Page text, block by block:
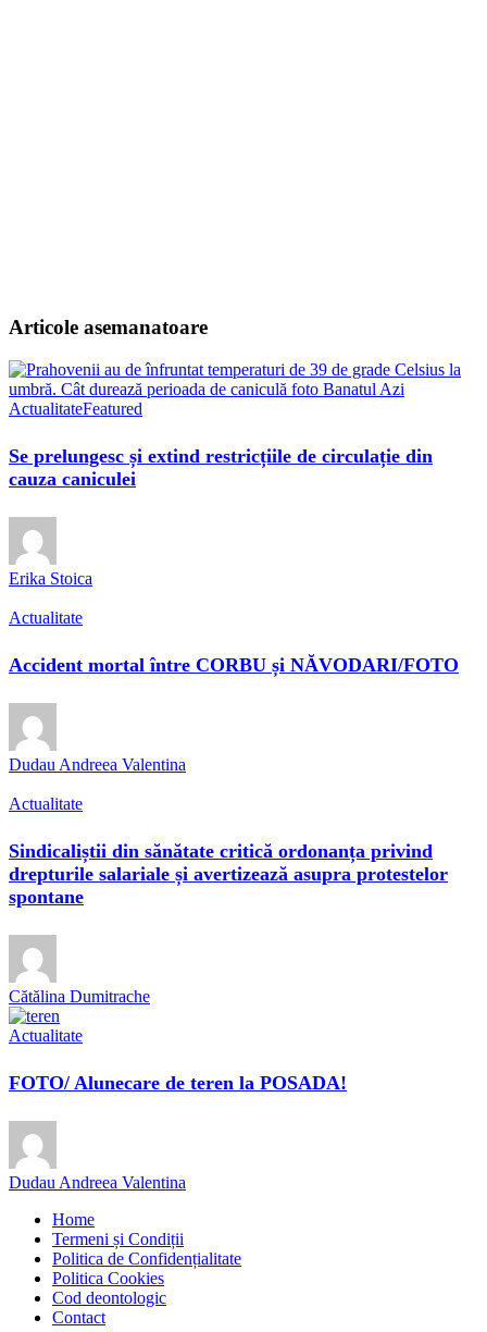
Articole asemanatoare
ActualitateFeatured
Se prelungesc și extind restricțiile de circulație din
cauza caniculei
Erika Stoica
Actualitate
Accident mortal între CORBU și NĂVODARI/FOTO
Dudau Andreea Valentina
Actualitate
Sindicaliștii din sănătate critică ordonanța privind
drepturile salariale și avertizează asupra protestelor
spontane
Cătălina Dumitrache
Actualitate
FOTO/ Alunecare de teren la POSADA!
Dudau Andreea Valentina
Home
Termeni și Condiții
Politica de Confidențialitate
Politica Cookies
Cod deontologic
Contact